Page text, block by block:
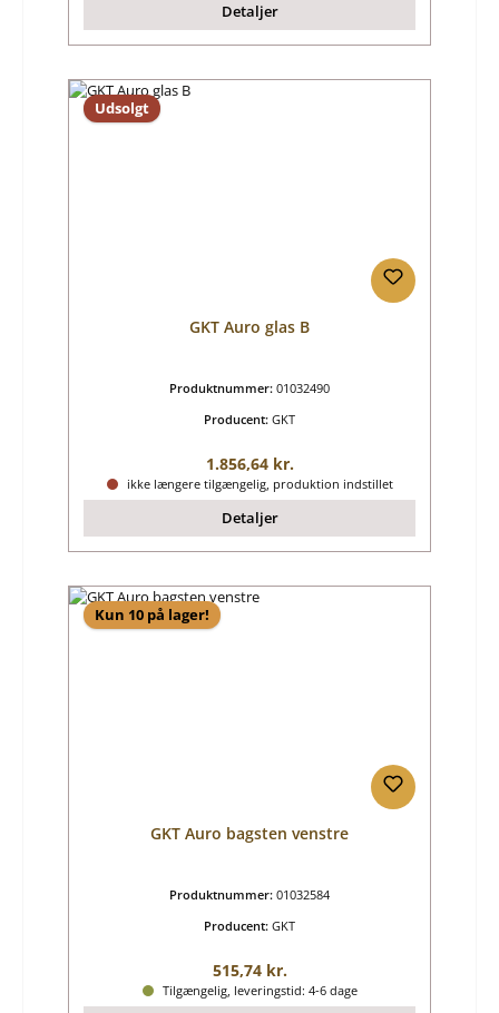
Detaljer
Udsolgt
GKT Auro glas B
Produktnummer: 01032490
Producent: GKT
Almindelig pris:
1.856,64 kr.
ikke længere tilgængelig, produktion indstillet
Detaljer
Kun 10 på lager!
GKT Auro bagsten venstre
Produktnummer: 01032584
Producent: GKT
Almindelig pris:
515,74 kr.
Tilgængelig, leveringstid: 4-6 dage